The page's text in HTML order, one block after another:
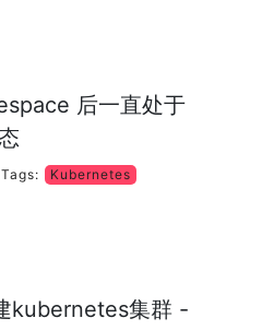
后一直处于
Tags: Kubernetes
kubernetes集群 -